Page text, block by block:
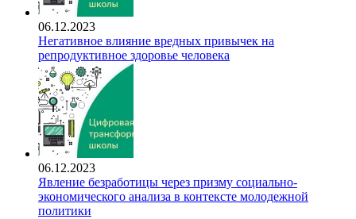
06.12.2023
Негативное влияние вредных привычек на
репродуктивное здоровье человека
06.12.2023
Явление безработицы через призму социально-
экономического анализа в контексте молодежной
политики